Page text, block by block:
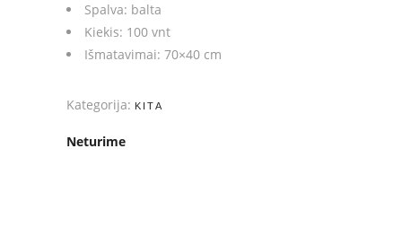
Spalva: balta
Kiekis: 100 vnt
Išmatavimai: 70×40 cm
Kategorija: KITA
Neturime